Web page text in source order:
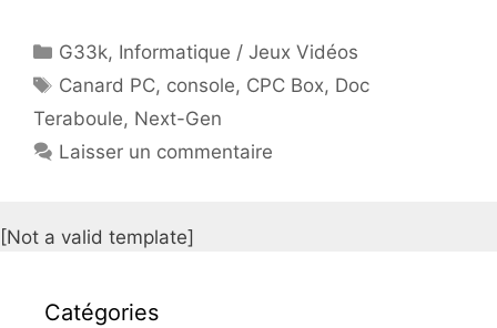
Catégories
G33k, Informatique / Jeux Vidéos
Étiquettes
Canard PC, console, CPC Box, Doc
Teraboule, Next-Gen
Laisser un commentaire
[Not a valid template]
Catégories